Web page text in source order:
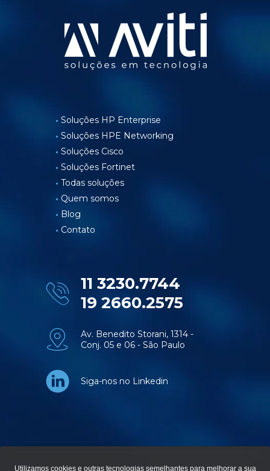
Soluções HP Enterprise
Soluções HPE Networking
Soluções Cisco
Soluções Fortinet
Todas soluções
Quem somos
Blog
Contato
11 3230.7744
19 2660.2575
Av. Benedito Storani, 1314 -
Conj. 05 e 06 - São Paulo
Siga-nos no Linkedin
Utilizamos cookies e outras tecnologias semelhantes para melhorar a sua